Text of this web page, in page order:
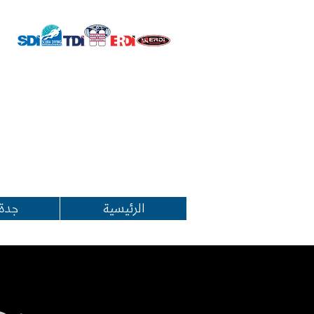
الرئيسية